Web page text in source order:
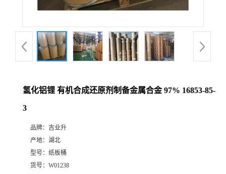
氢化铝锂 有机合成还原剂制备金属合金 97% 16853-85-
3
品牌： 吉业升
产地： 湖北
型号： 纸板桶
货号： W01238